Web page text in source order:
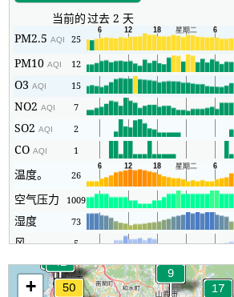
当前的过去 2 天
PM2.5AQI 25
PM10AQI 12
O3AQI 15
NO2AQI 7
SO2AQI 2
COAQI 1
温度。 26
空气压力 1009
湿度 73
风 5
+